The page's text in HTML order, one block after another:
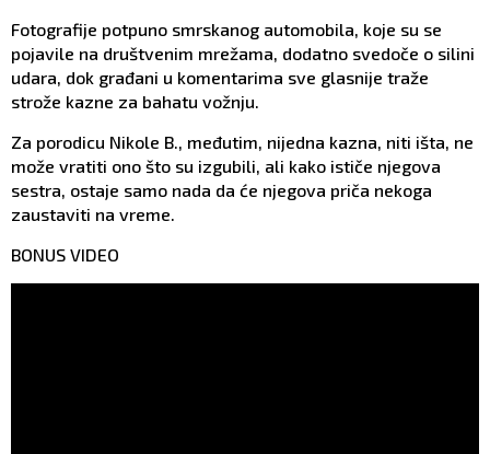
Fotografije potpuno smrskanog automobila, koje su se
pojavile na društvenim mrežama, dodatno svedoče o silini
udara, dok građani u komentarima sve glasnije traže
strože kazne za bahatu vožnju.
Za porodicu Nikole B., međutim, nijedna kazna, niti išta, ne
može vratiti ono što su izgubili, ali kako ističe njegova
sestra, ostaje samo nada da će njegova priča nekoga
zaustaviti na vreme.
BONUS VIDEO